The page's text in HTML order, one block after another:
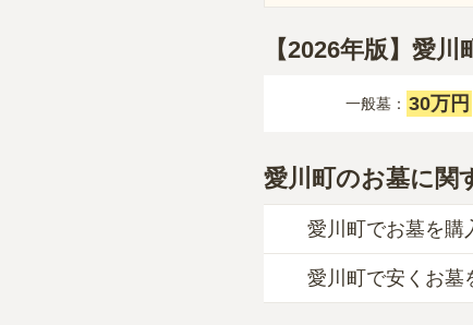
【2026年版】愛
一般墓： 30万円
愛川町のお墓に関
愛川町でお墓を購
愛川町での購入費用
愛川町で安くお墓